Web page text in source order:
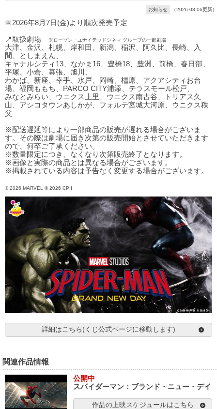
お知らせ （2026-08-06更新）
📅2026年8月7日(金)より順次発売予定
📍取扱劇場 ※ローソン・ユナイテッドシネマ グループの一部劇場
大津、金沢、札幌、岸和田、新潟、稲沢、阿久比、長崎、入
間、としまえん、
キャナルシティ13、なかま16、豊橋18、豊洲、前橋、春日部、
平塚、小倉、幕張、旭川、
わかば、新座、幸手、水戸、岡崎、橿原、アクアシティお台
場、福岡ももち、PARCO CITY浦添、テラスモール松戸、
みなとみらい、ウニクス上里、ウニクス南古谷、トリアス久
山、アシコタウンあしかが、フォルテ宮城大河原、ウニクス秩
父
※配送遅延等により一部商品の販売が遅れる場合がございま
す。その際は劇場に届き次第の販売開始とさせていただきます
ので、何卒ご了承ください。
※数量限定につき、なくなり次第販売終了となります。
※画像と実際の商品とは異なる場合がございます。
※掲載されている内容は予告なく変更する場合がございます。
© 2026 MARVEL © 2026 CPII
詳細はこちら(くじ公式ページに移動します)
関連作品情報
公開中
スパイダーマン：ブランド・ニュー・デイ
作品の上映スケジュールはこちら